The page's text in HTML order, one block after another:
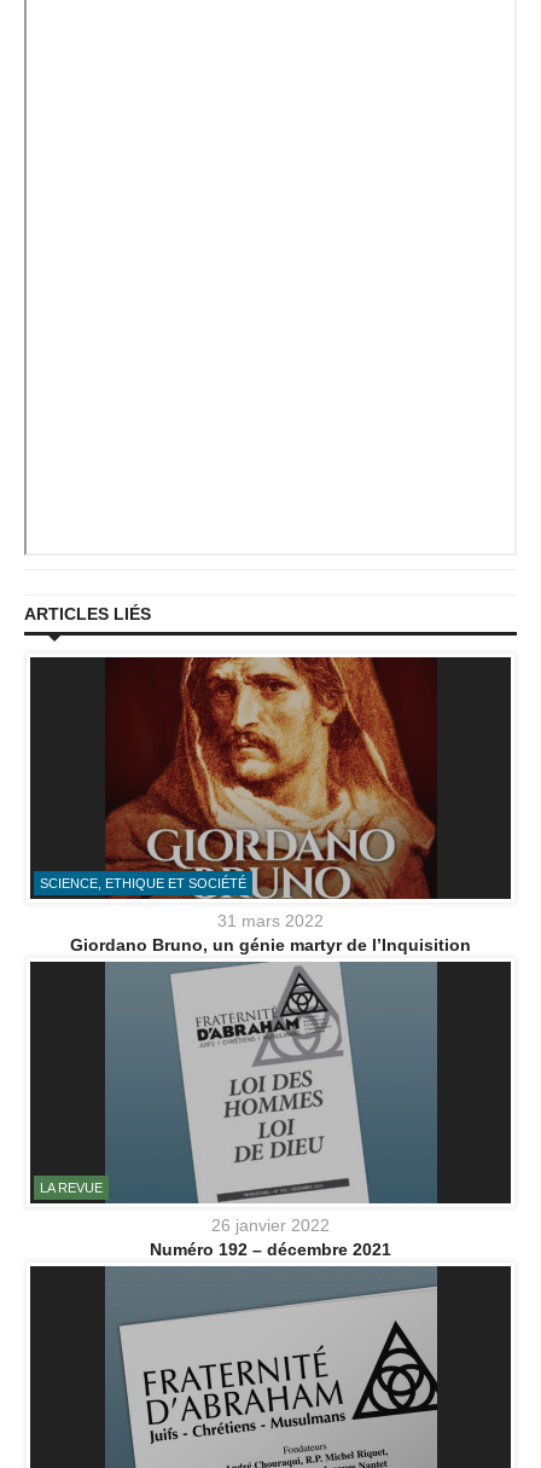
ARTICLES LIÉS
SCIENCE, ETHIQUE ET SOCIÉTÉ
31 mars 2022
Giordano Bruno, un génie martyr de l’Inquisition
LA REVUE
26 janvier 2022
Numéro 192 – décembre 2021